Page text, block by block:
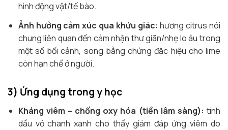
hình động vật/tế bào.
Ảnh hưởng cảm xúc qua khứu giác: hương citrus nói
chung liên quan đến cảm nhận thư giãn/nhẹ lo âu trong
một số bối cảnh, song bằng chứng đặc hiệu cho lime
còn hạn chế ở người.
3) Ứng dụng trong y học
Kháng viêm – chống oxy hóa (tiền lâm sàng): tinh
dầu vỏ chanh xanh cho thấy giảm đáp ứng viêm do